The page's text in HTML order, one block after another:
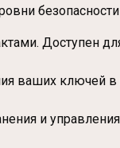
безопасности
Доступен
ваших ключей
и